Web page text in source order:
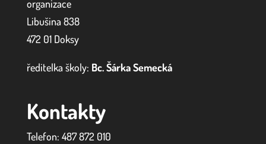
organizace
Libušina 838
472 01 Doksy
ředitelka školy: Bc. Šárka Semecká
Kontakty
Telefon: 487 872 010